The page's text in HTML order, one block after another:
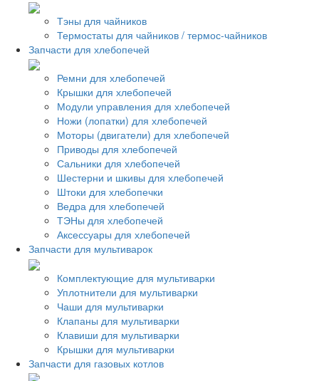
Тэны для чайников
Термостаты для чайников / термос-чайников
Запчасти для хлебопечей
Ремни для хлебопечей
Крышки для хлебопечей
Модули управления для хлебопечей
Ножи (лопатки) для хлебопечей
Моторы (двигатели) для хлебопечей
Приводы для хлебопечей
Сальники для хлебопечей
Шестерни и шкивы для хлебопечей
Штоки для хлебопечки
Ведра для хлебопечей
ТЭНы для хлебопечей
Аксессуары для хлебопечей
Запчасти для мультиварок
Комплектующие для мультиварки
Уплотнители для мультиварки
Чаши для мультиварки
Клапаны для мультиварки
Клавиши для мультиварки
Крышки для мультиварки
Запчасти для газовых котлов